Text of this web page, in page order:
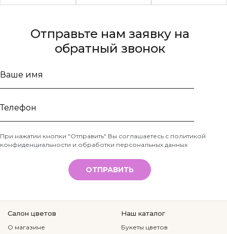
Отправьте нам заявку на
обратный звонок
Ваше
Телефон
*
При нажатии кнопки "Отправить" Вы соглашаетесь с политикой
конфиденциальности и обработки персональных данных
ОТПРАВИТЬ
Салон цветов
О магазине
Наш каталог
Букеты цветов